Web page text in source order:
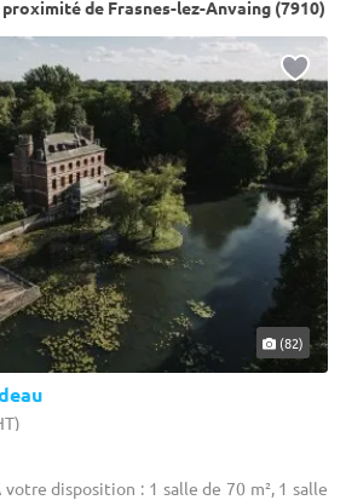
de Frasnes-lez-Anvaing (7910)
(82)
disposition : 1 salle de 70 m², 1 salle